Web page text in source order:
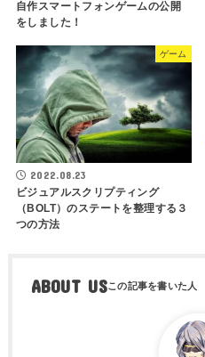
自作スマートフォンゲームの公開
をしました！
ゲーム
2022.08.23
ビジュアルスクリプティング
（BOLT）のステートを整理する３
つの方法
ABOUT US